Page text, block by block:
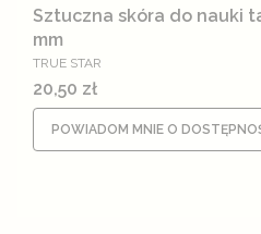
Sztuczna skóra do nauki
mm
PRODUCENT
TRUE STAR
Cena
20,50 zł
POWIADOM MNIE O